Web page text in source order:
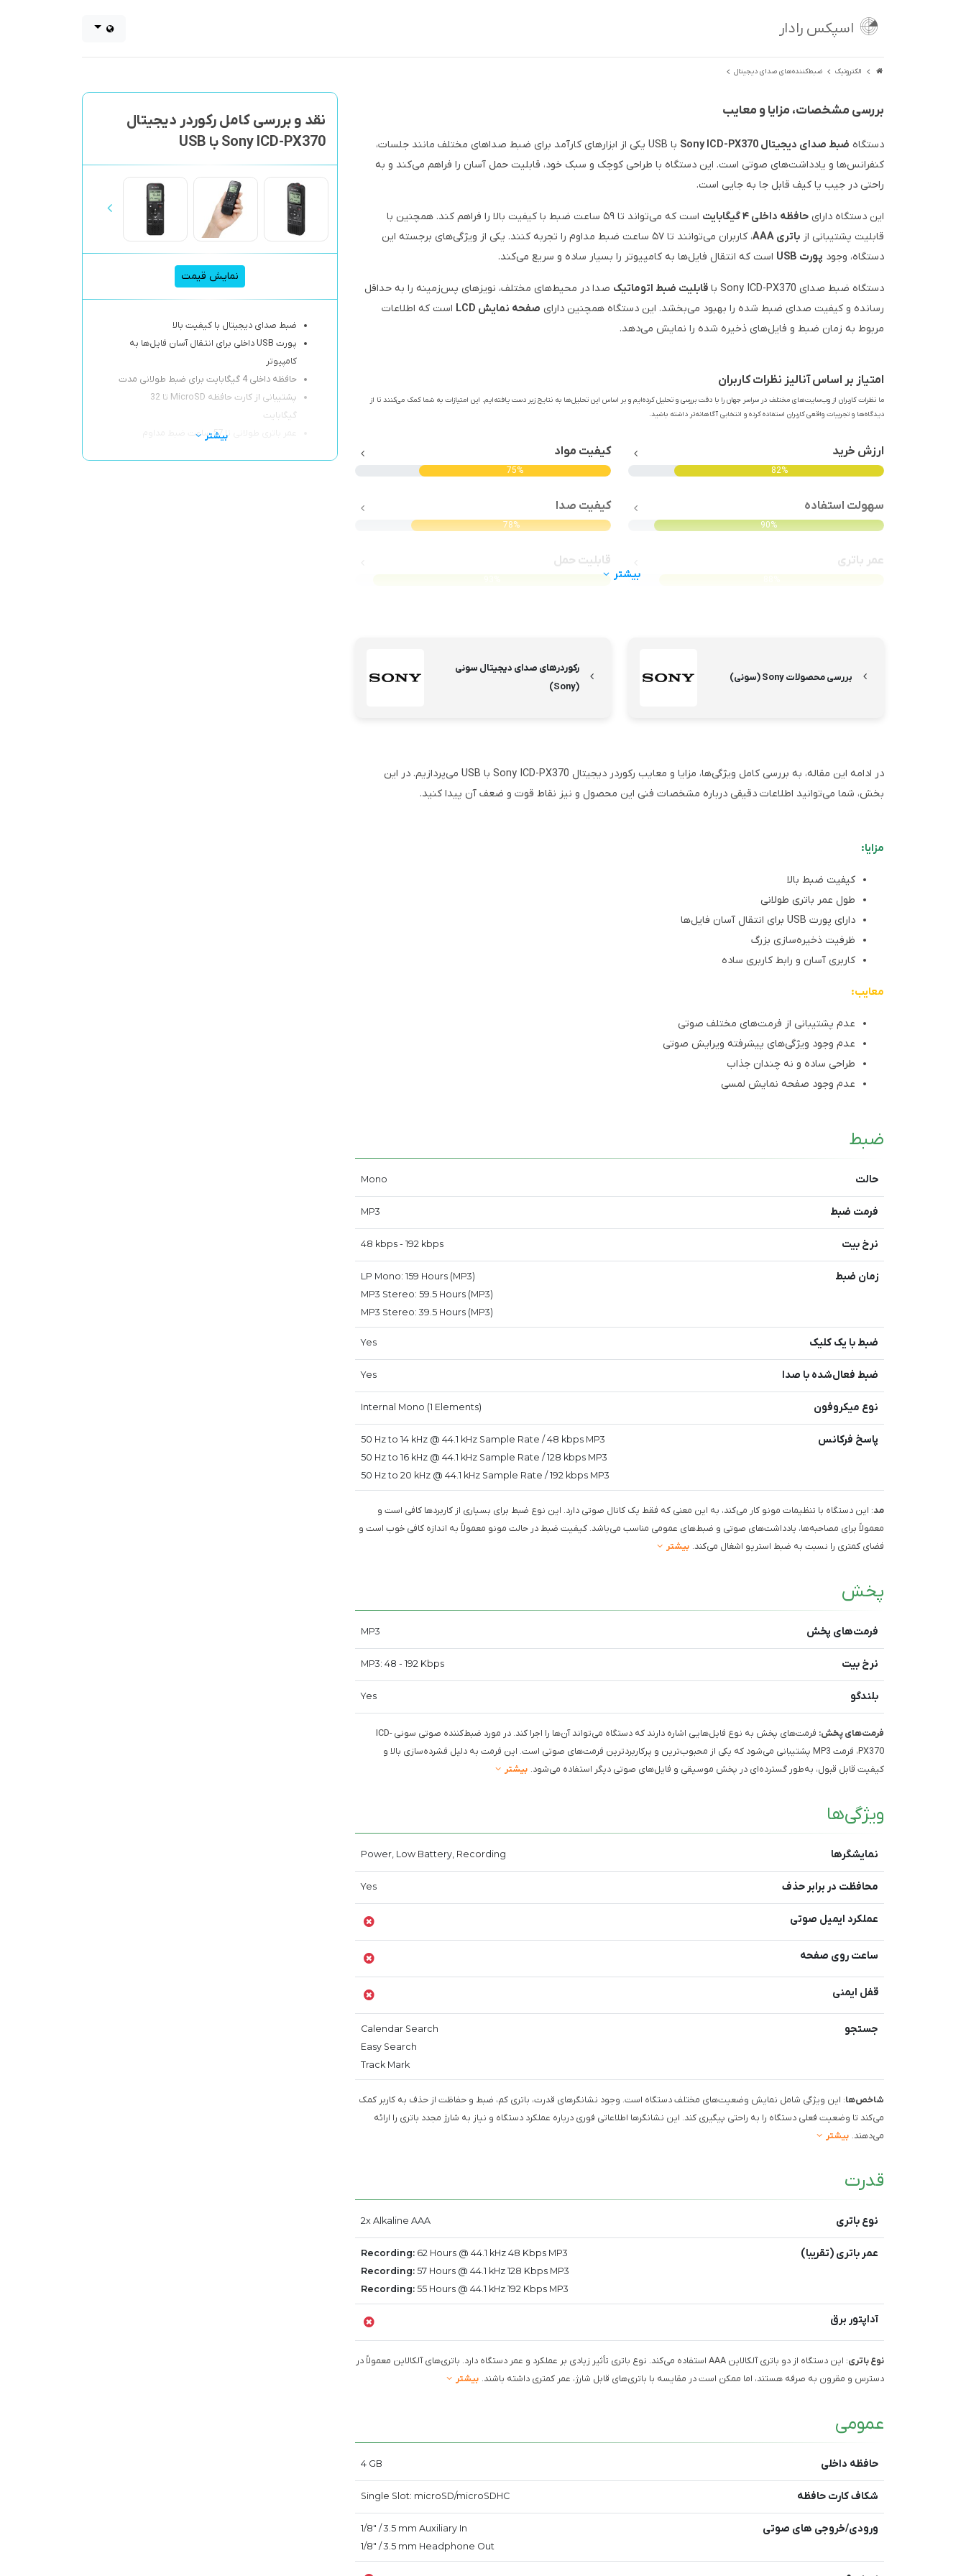
اسپکس رادار
الکترونیک ضبط‌کننده‌های صدای دیجیتال
نقد و بررسی کامل رکوردر دیجیتال
Sony ICD-PX370 با USB
نمایش قیمت
ضبط صدای دیجیتال با کیفیت بالا
پورت USB داخلی برای انتقال آسان فایل‌ها به
کامپیوتر
حافظه داخلی 4 گیگابایت برای ضبط طولانی مدت
پشتیبانی از کارت حافظه MicroSD تا 32
گیگابایت
عمر باتری طولانی تا 57 ساعت ضبط مداومبیشتر
بررسی مشخصات، مزایا و معایب
دستگاه ضبط صدای دیجیتال Sony ICD-PX370
با USB یکی از ابزارهای کارآمد برای ضبط صداهای مختلف مانند جلسات،
کنفرانس‌ها و یادداشت‌های صوتی است. این دستگاه با طراحی کوچک و سبک خود، قابلیت حمل آسان را فراهم می‌کند و به
راحتی در جیب یا کیف قابل جا به جایی است.
این دستگاه دارای حافظه داخلی ۴ گیگابایت
است که می‌تواند تا ۵۹ ساعت ضبط با کیفیت بالا را فراهم کند. همچنین با
قابلیت پشتیبانی از باتری AAA
، کاربران می‌توانند تا ۵۷ ساعت ضبط مداوم را تجربه کنند. یکی از ویژگی‌های برجسته این
دستگاه، وجود پورت USB است که انتقال فایل‌ها به کامپیوتر را بسیار ساده و سریع می‌کند.
دستگاه ضبط صدای Sony ICD-PX370 با قابلیت ضبط اتوماتیک صدا در محیط‌های مختلف، نویزهای پس‌زمینه را به حداقل
رسانده و کیفیت صدای ضبط شده را بهبود می‌بخشد. این دستگاه همچنین دارای صفحه نمایش LCD
است که اطلاعات
مربوط به زمان ضبط و فایل‌های ذخیره شده را نمایش می‌دهد.
امتیاز بر اساس آنالیز نظرات کاربران
ما نظرات کاربران از وب‌سایت‌های مختلف در سراسر جهان را با دقت بررسی و تحلیل کرده‌ایم و بر اساس این تحلیل‌ها به نتایج زیر دست یافته‌ایم. این امتیازات به شما کمک می‌کنند تا از
دیدگاه‌ها و تجربیات واقعی کاربران استفاده کرده و انتخابی آگاهانه‌تر داشته باشید.
ارزش خرید
82%
کیفیت مواد
75%
سهولت استفاده
90%
کیفیت صدا
78%
عمر باتری قابلیت حمل
بیشتر
بررسی محصولات Sony (سونی)
رکوردر‌های صدای دیجیتال سونی
(Sony)
در ادامه این مقاله، به بررسی کامل ویژگی‌ها، مزایا و معایب رکوردر دیجیتال Sony ICD-PX370 با USB می‌پردازیم. در این
بخش، شما می‌توانید اطلاعات دقیقی درباره مشخصات فنی این محصول و نیز نقاط قوت و ضعف آن پیدا کنید.
مزایا:
کیفیت ضبط بالا
طول عمر باتری طولانی
دارای پورت USB برای انتقال آسان فایل‌ها
ظرفیت ذخیره‌سازی بزرگ
کاربری آسان و رابط کاربری ساده
معایب:
عدم پشتیبانی از فرمت‌های مختلف صوتی
عدم وجود ویژگی‌های پیشرفته ویرایش صوتی
طراحی ساده و نه چندان جذاب
عدم وجود صفحه نمایش لمسی
ضبط
حالت Mono
فرمت ضبط MP3
نرخ بیت 48 kbps - 192 kbps
زمان ضبط
LP Mono: 159 Hours (MP3)
MP3 Stereo: 59.5 Hours (MP3)
MP3 Stereo: 39.5 Hours (MP3)
ضبط با یک کلیک Yes
ضبط فعال‌شده با صدا Yes
نوع میکروفون Internal Mono (1 Elements)
پاسخ فرکانس
50 Hz to 14 kHz @ 44.1 kHz Sample Rate / 48 kbps MP3
50 Hz to 16 kHz @ 44.1 kHz Sample Rate / 128 kbps MP3
50 Hz to 20 kHz @ 44.1 kHz Sample Rate / 192 kbps MP3
مد: این دستگاه با تنظیمات مونو کار می‌کند، به این معنی که فقط یک کانال صوتی دارد. این نوع ضبط برای بسیاری از کاربردها کافی است و
معمولاً برای مصاحبه‌ها، یادداشت‌های صوتی و ضبط‌های عمومی مناسب می‌باشد. کیفیت ضبط در حالت مونو معمولاً به اندازه کافی خوب است و
فضای کمتری را نسبت به ضبط استریو اشغال می‌کند. بیشتر
پخش
فرمت‌های پخش MP3
نرخ بیت MP3: 48 - 192 Kbps
بلندگو Yes
فرمت‌های پخش:
فرمت‌های پخش به نوع فایل‌هایی اشاره دارند که دستگاه می‌تواند آن‌ها را اجرا کند. در مورد ضبط‌کننده صوتی سونی ICD-
PX370، فرمت MP3 پشتیبانی می‌شود که یکی از محبوب‌ترین و پرکاربردترین فرمت‌های صوتی است. این فرمت به دلیل فشرده‌سازی بالا و
کیفیت قابل قبول، به‌طور گسترده‌ای در پخش موسیقی و فایل‌های صوتی دیگر استفاده می‌شود. بیشتر
ویژگی‌ها
نمایشگرها Power, Low Battery, Recording
محافظت در برابر حذف Yes
عملکرد ایمیل صوتی
ساعت روی صفحه
قفل ایمنی
جستجو
Calendar Search
Easy Search
Track Mark
شاخص‌ها: این ویژگی شامل نمایش وضعیت‌های مختلف دستگاه است. وجود نشانگرهای قدرت، باتری کم، ضبط و حفاظت از حذف به کاربر کمک
می‌کند تا وضعیت فعلی دستگاه را به راحتی پیگیری کند. این نشانگرها اطلاعاتی فوری درباره عملکرد دستگاه و نیاز به شارژ مجدد باتری را ارائه
می‌دهند. بیشتر
قدرت
نوع باتری 2x Alkaline AAA
عمر باتری (تقریبا) Recording: 62 Hours @ 44.1 kHz 48 Kbps MP3
Recording: 57 Hours @ 44.1 kHz 128 Kbps MP3
Recording: 55 Hours @ 44.1 kHz 192 Kbps MP3
آداپتور برق
نوع باتری
: این دستگاه از دو باتری آلکالاین AAA استفاده می‌کند. نوع باتری تأثیر زیادی بر عملکرد و عمر دستگاه دارد. باتری‌های آلکالاین معمولاً در
دسترس و مقرون به صرفه هستند، اما ممکن است در مقایسه با باتری‌های قابل شارژ، عمر کمتری داشته باشند. بیشتر
عمومی
حافظه داخلی 4 GB
شکاف کارت حافظه Single Slot: microSD/microSDHC
ورودی/خروجی های صوتی
1/8" / 3.5 mm Auxiliary In
1/8" / 3.5 mm Headphone Out